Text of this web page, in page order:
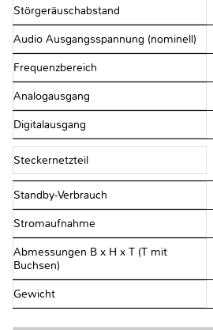
Störgeräuschabstand
Audio Ausgangsspannung (nominell)
Frequenzbereich
Analogausgang
Digitalausgang
Steckernetzteil
Standby-Verbrauch
Stromaufnahme
Abmessungen B x H x T (T mit
Buchsen)
Gewicht